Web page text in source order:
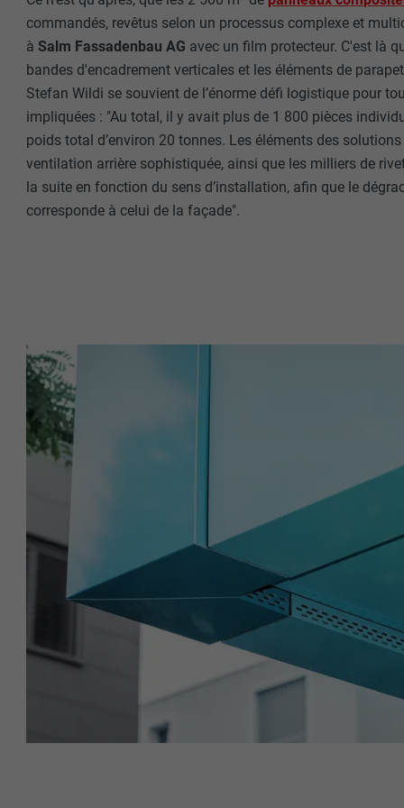
commandés, revêtus selon un processus complexe et
àSalm Fassadenbau AG avec un film protecteur. C'est là
bandes d'encadrement verticales et les éléments de
Stefan Wildi se souvient de l’énorme défi logistique pour
impliquées : "Au total, il y avait plus de 1 800 pièces
poids total d’environ 20 tonnes. Les éléments des
ventilation arrière sophistiquée, ainsi que les milliers de
la suite en fonction du sens d’installation, afin que le
corresponde à celui de la façade".
EXPIRATION
UTILITÉ
NOM
Internet.
NOM
EXPIRATION
UTILITÉ
MARKETING ET
Les cookies «
annonceurs
visiteurs à
plateformes
EXPIRATION
UTILITÉ